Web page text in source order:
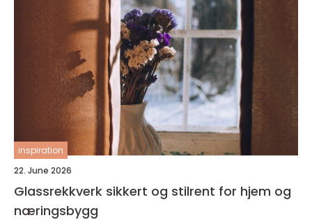
inspiration
22. June 2026
Glassrekkverk sikkert og stilrent for hjem og
næringsbygg